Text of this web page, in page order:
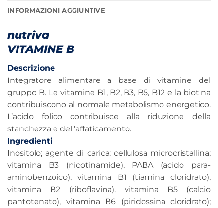
INFORMAZIONI AGGIUNTIVE
nutriva
VITAMINE B
Descrizione
Integratore alimentare a base di vitamine del
gruppo B. Le vitamine B1, B2, B3, B5, B12 e la biotina
contribuiscono al normale metabolismo energetico.
L’acido folico contribuisce alla riduzione della
stanchezza e dell’affaticamento.
Ingredienti
Inositolo; agente di carica: cellulosa microcristallina;
vitamina B3 (nicotinamide), PABA (acido para-
aminobenzoico), vitamina B1 (tiamina cloridrato),
vitamina B2 (riboflavina), vitamina B5 (calcio
pantotenato), vitamina B6 (piridossina cloridrato);